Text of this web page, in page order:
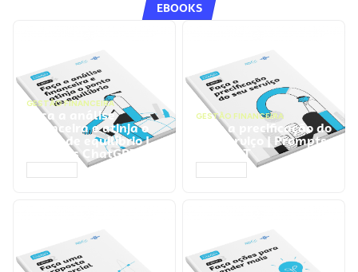
EBOOKS
GESTÃO FINANCEIRA
Faça a análise
financeira e atinja o
ponto de equilíbrio |
Prompts ChatGPT
GESTÃO FINANCEIRA
Faça a precificação do
seu serviço | Prompts
ChatGPT